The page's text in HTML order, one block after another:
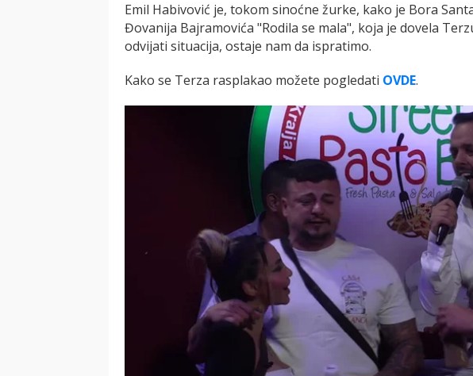
Emil Habivović je, tokom sinoćne žurke, kako je Bora
Đovanija Bajramovića "Rodila se mala", koja je dovela
odvijati situacija, ostaje nam da ispratimo.
Kako se Terza rasplakao možete pogledati OVDE.